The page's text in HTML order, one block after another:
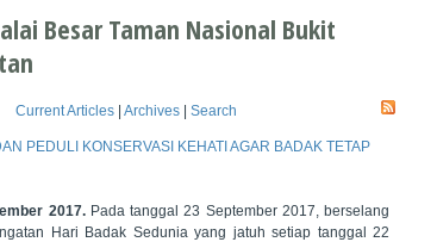
Besar Taman Nasional Bukit
Current Articles Archives Search
PEDULI KONSERVASI KEHATI AGAR BADAK TETAP
2017. Pada tanggal 23 September 2017, berselang
Hari Badak Sedunia yang jatuh setiap tanggal 22